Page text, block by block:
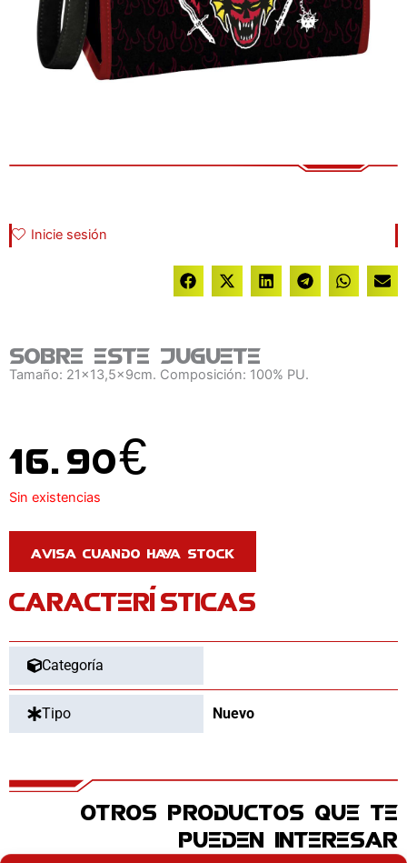
Inicie sesión
Sobre este juguete
Tamaño: 21x13,5x9cm. Composición: 100% PU.
16.90€
Sin existencias
CARACTERÍSTICAS
Categoría
Tipo Nuevo
OTROS PRODUCTOS QUE TE
PUEDEN INTERESAR